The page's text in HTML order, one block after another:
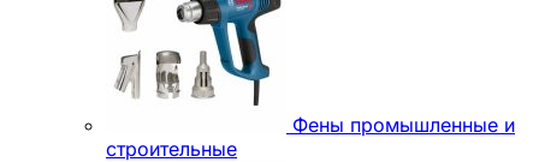
Фены промышленные и
строительные